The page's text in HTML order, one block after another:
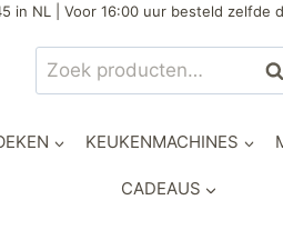
in NL | Voor 16:00 uur besteld zelfde
Zoeken
naar:
KEUKENMACHINES
CADEAUS